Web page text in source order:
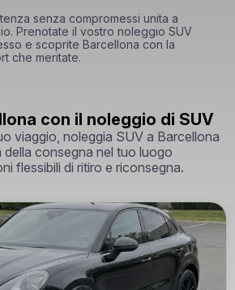
senza compromessi unita a
Prenotate il vostro noleggio SUV
e scoprite Barcellona con la
che meritate.
con il noleggio di SUV
viaggio, noleggia SUV a Barcellona
consegna nel tuo luogo
flessibili di ritiro e riconsegna.